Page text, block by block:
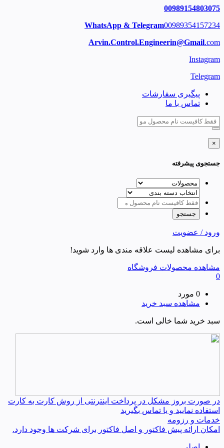
00989154803075
WhatsApp & Telegram00989354157234
Arvin.Control.Engineerin@Gmail.com
Instagram
Telegram
پیگیری سفارشات
تماس با ما
×
جستجوی پیشرفته
ورود / عضویت
برای مشاهده لیست علاقه مندی ها وارد شوید!
مشاهده محصولات فروشگاه
0
0 مورد
مشاهده سبد خرید
سبد خرید شما خالی است.
در صورت بروز مشکل در پرداخت اینترنتی از روش کارت به کارت
استفاده نمایید و یا تماس بگیرید
خدمات و رزومه
امکان ارائه پیش فاکتور و اصل فاکتور برای شرکت ها وجود دارد.